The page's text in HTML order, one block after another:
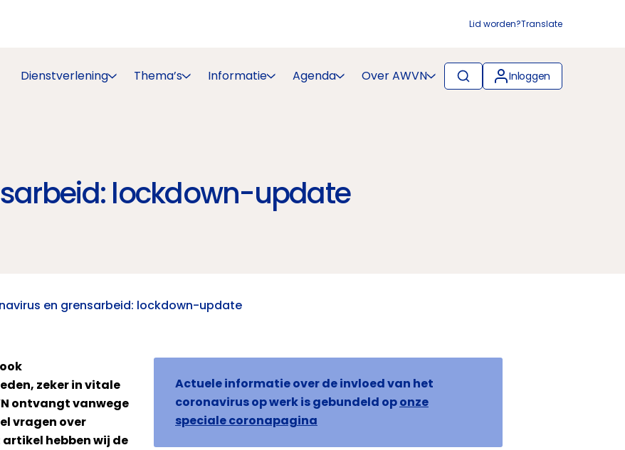
Lid worden?Translate
Dienstverlening Thema’s Informatie Agenda Over AWVN Inloggen
lockdown-update
en grensarbeid: lockdown-update
Actuele informatie over de invloed van het
coronavirus op werk is gebundeld oponze
speciale coronapagina
zeker in vitale
ontvangt vanwege
vragen over
hebben wij de